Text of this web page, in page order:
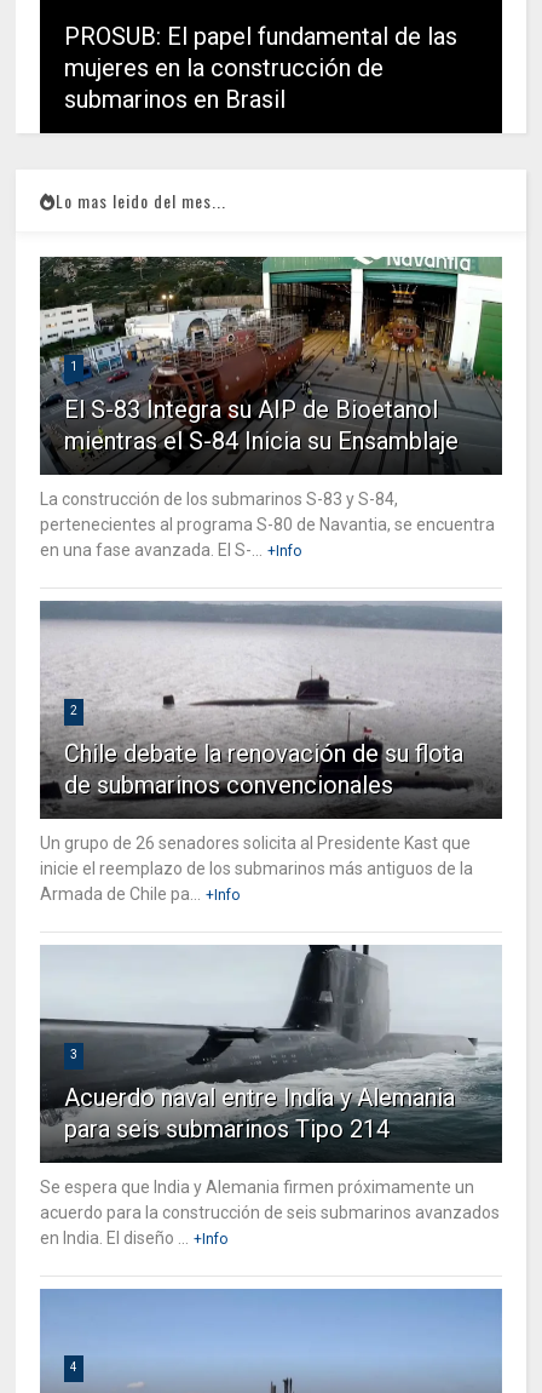
PROSUB: El papel fundamental de las
mujeres en la construcción de
submarinos en Brasil
Lo mas leido del mes...
1
El S-83 Integra su AIP de Bioetanol
mientras el S-84 Inicia su Ensamblaje
La construcción de los submarinos S-83 y S-84,
pertenecientes al programa S-80 de Navantia, se encuentra
en una fase avanzada. El S-...
+Info
2
Chile debate la renovación de su flota
de submarinos convencionales
Un grupo de 26 senadores solicita al Presidente Kast que
inicie el reemplazo de los submarinos más antiguos de la
Armada de Chile pa...
+Info
3
Acuerdo naval entre India y Alemania
para seis submarinos Tipo 214
Se espera que India y Alemania firmen próximamente un
acuerdo para la construcción de seis submarinos avanzados
en India. El diseño ...
+Info
4